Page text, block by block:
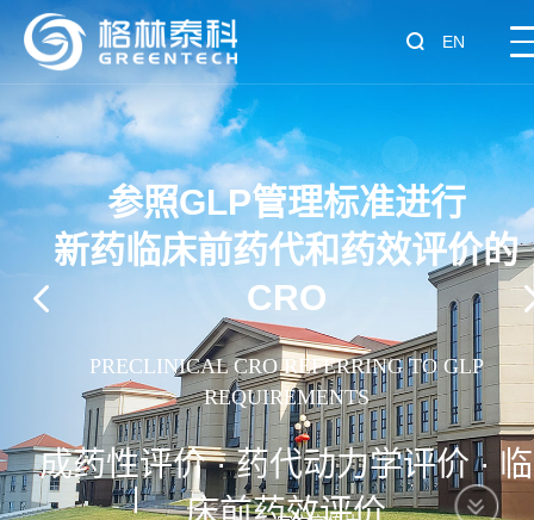
EN
一站式临床前
新药研发技术服务平台
ONE-STOP CRO SERVICES FOR DRUG
AND PRECLINICAL DEVELOPMENT
科学 · 专业 · 规范